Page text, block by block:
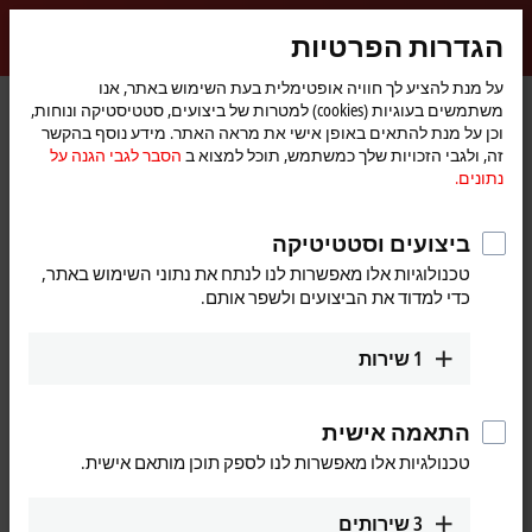
New
Automation
Technology
myBeckhoff
דף
הבית
חברה חדשות ATRO in a multi-arm robot format
עם הלחיצה על הלחצן "מאשר", נציג בפניך את קטע הווידיאו
ונתאים את הגדרות הפרטיות, וכדי שתוכל לקבל תוכן חיצוני מ-
Vimeo. עיין כאןהסבר לגבי הגנה על נתונים.
ATRO in a multi-arm robot format
הגדרות הפרטיות
על מנת להציע לך חוויה אופטימלית בעת השימוש באתר, אנו
משתמשים בעוגיות (cookies) למטרות של ביצועים, סטטיסטיקה ונוחות,
וכן על מנת להתאים באופן אישי את מראה האתר. מידע נוסף בהקשר
זה, ולגבי הזכויות שלך כמשתמש, תוכל למצוא ב הסבר לגבי הגנה על
נתונים.
ביצועים וסטטיטיקה
טכנולוגיות אלו מאפשרות לנו לנתח את נתוני השימוש באתר,
כדי למדוד את הביצועים ולשפר אותם.
1שירות
התאמה אישית
טכנולגיות אלו מאפשרות לנו לספק תוכן מותאם אישית.
3שירותים